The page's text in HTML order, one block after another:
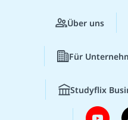
Über uns
Für
Studyflix